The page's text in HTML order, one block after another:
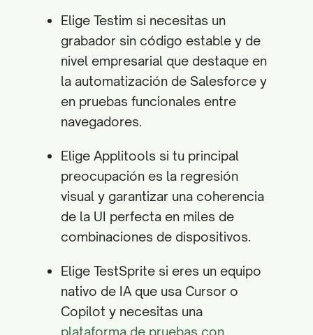
Elige Testim si necesitas un
grabador sin código estable y de
nivel empresarial que destaque en
la automatización de Salesforce y
en pruebas funcionales entre
navegadores.
Elige Applitools si tu principal
preocupación es la regresión
visual y garantizar una coherencia
de la UI perfecta en miles de
combinaciones de dispositivos.
Elige TestSprite si eres un equipo
nativo de IA que usa Cursor o
Copilot y necesitas una
plataforma de pruebas con